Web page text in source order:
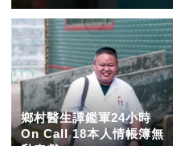
鄉村醫生譚鑑軍24小時
On Call 18本人情帳簿無